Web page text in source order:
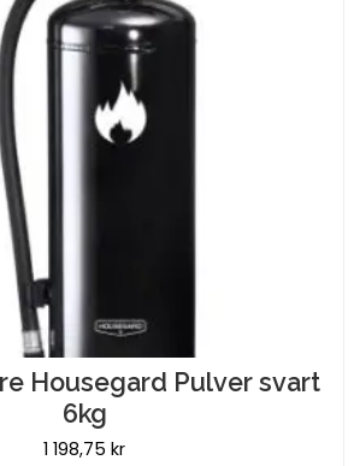
Housegard Pulver svart
6kg
1 198,75 kr